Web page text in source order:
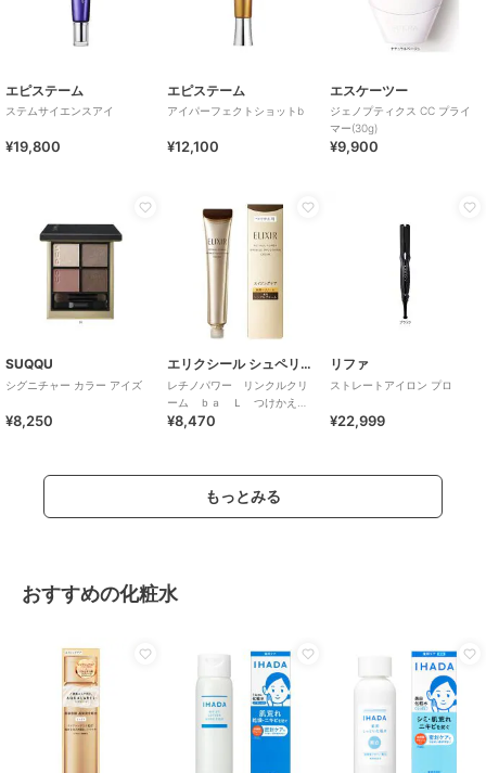
エピステーム
ステムサイエンスアイ
¥19,800
エピステーム
アイパーフェクトショットb
¥12,100
エスケーツー
ジェノプティクス CC プライ
マー(30g)
¥9,900
SUQQU
シグニチャー カラー アイズ
¥8,250
エリクシール シュペリエル
レチノパワー リンクルクリ
ーム ｂａ Ｌ つけかえ
用 （レフィル）医薬部外品
¥8,470
リファ
ストレートアイロン プロ
¥22,999
もっとみる
おすすめの化粧水